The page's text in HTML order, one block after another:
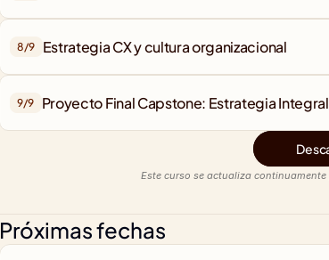
8/9 Estrategia CX y cultura organizacional
9/9 Proyecto Final Capstone: Estrategia
Este curso se actualiza
Próximas fechas